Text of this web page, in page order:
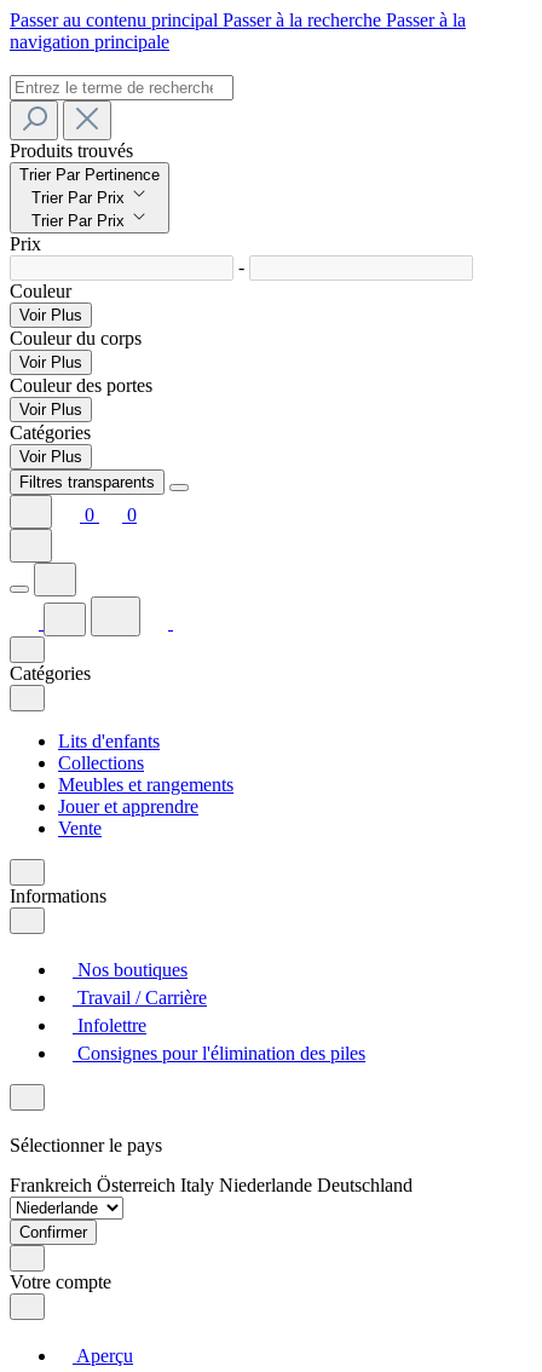
Passer au contenu principal Passer à la recherche Passer à la
navigation principale
Produits trouvés
Trier Par Pertinence
Trier Par Prix
Trier Par Prix
Prix
-
Couleur
Voir Plus
Couleur du corps
Voir Plus
Couleur des portes
Voir Plus
Catégories
Voir Plus
Filtres transparents
0 0
Catégories
Lits d'enfants
Collections
Meubles et rangements
Jouer et apprendre
Vente
Informations
Nos boutiques
Travail / Carrière
Infolettre
Consignes pour l'élimination des piles
Sélectionner le pays
Frankreich Österreich Italy Niederlande Deutschland
Confirmer
Votre compte
Aperçu